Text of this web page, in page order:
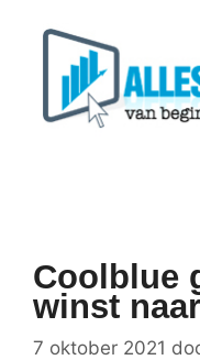
Coolblue
winst
7 oktober 2021